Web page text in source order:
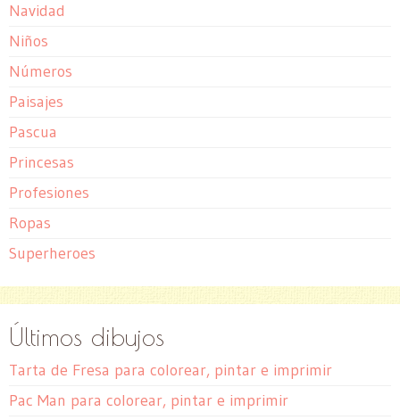
Navidad
Niños
Números
Paisajes
Pascua
Princesas
Profesiones
Ropas
Superheroes
Últimos dibujos
Tarta de Fresa para colorear, pintar e imprimir
Pac Man para colorear, pintar e imprimir